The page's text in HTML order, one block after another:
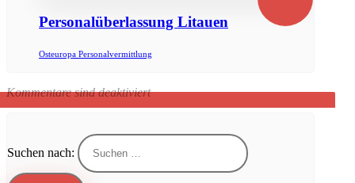
Personalüberlassung Litauen
Osteuropa Personalvermittlung
Kommentare sind deaktiviert
Suchen nach: